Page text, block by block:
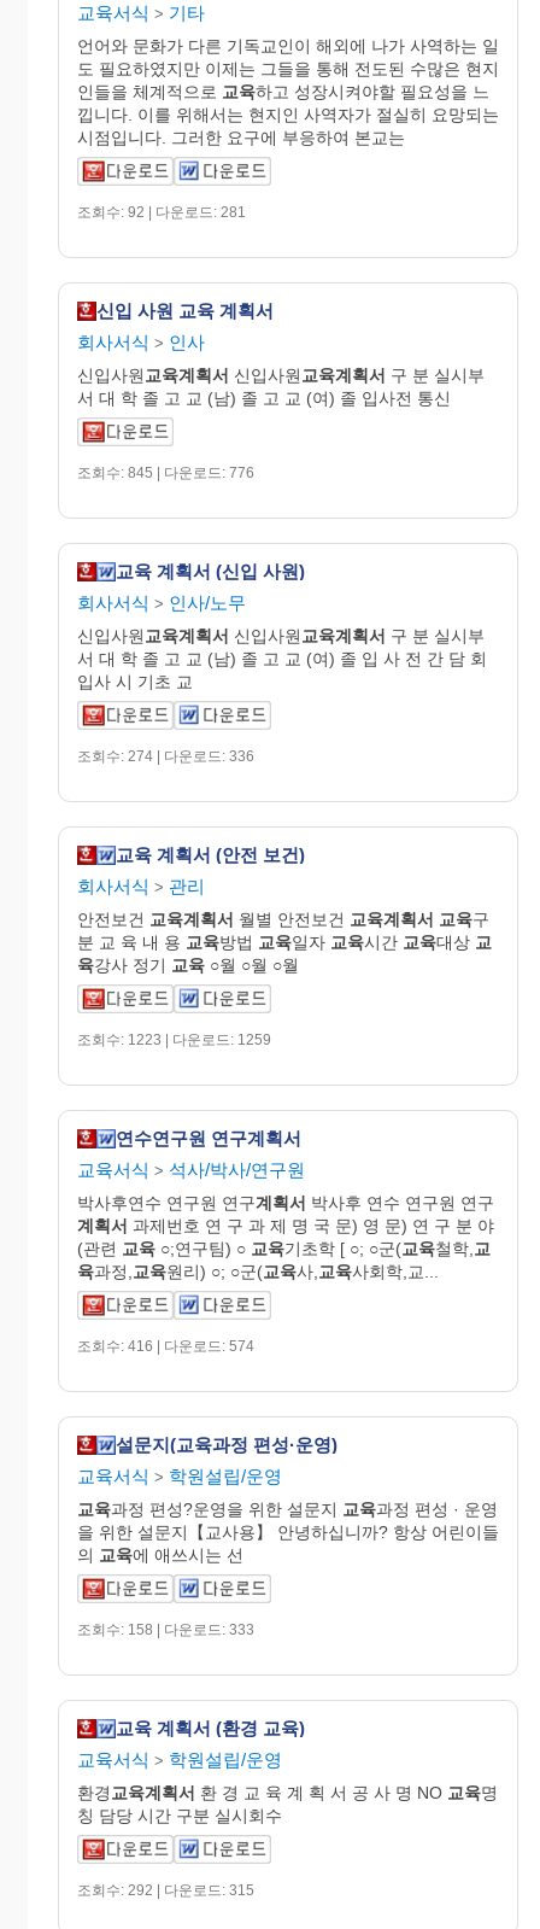
교육서식 > 기타
언어와 문화가 다른 기독교인이 해외에 나가 사역하는 일
도 필요하였지만 이제는 그들을 통해 전도된 수많은 현지
인들을 체계적으로 교육하고 성장시켜야할 필요성을 느
낍니다. 이를 위해서는 현지인 사역자가 절실히 요망되는
시점입니다. 그러한 요구에 부응하여 본교는
조회수: 92 | 다운로드: 281
신입 사원 교육 계획서
회사서식 > 인사
신입사원 교육계획서 신입사원 교육계획서 구 분 실시부
서 대 학 졸 고 교 (남) 졸 고 교 (여) 졸 입사전 통신
조회수: 845 | 다운로드: 776
교육 계획서 (신입 사원)
회사서식 > 인사/노무
신입사원 교육계획서 신입사원 교육계획서 구 분 실시부
서 대 학 졸 고 교 (남) 졸 고 교 (여) 졸 입 사 전 간 담 회
입사 시 기초 교
조회수: 274 | 다운로드: 336
교육 계획서 (안전 보건)
회사서식 > 관리
안전보건 교육계획서 월별 안전보건 교육계획서 교육구
분 교 육 내 용 교육방법 교육일자 교육시간 교육대상 교
육강사 정기 교육 ○월 ○월 ○월
조회수: 1223 | 다운로드: 1259
연수연구원 연구계획서
교육서식 > 석사/박사/연구원
박사후연수 연구원 연구계획서 박사후 연수 연구원 연구
계획서 과제번호 연 구 과 제 명 국 문) 영 문) 연 구 분 야
(관련 교육 ○;연구팀) ○ 교육기초학 [ ○; ○군(교육철학, 교
육과정, 교육원리) ○; ○군(교육사, 교육사회학,교...
조회수: 416 | 다운로드: 574
설문지(교육과정 편성·운영)
교육서식 > 학원설립/운영
교육과정 편성?운영을 위한 설문지 교육과정 편성 · 운영
을 위한 설문지【교사용】 안녕하십니까? 항상 어린이들
의 교육에 애쓰시는 선
조회수: 158 | 다운로드: 333
교육 계획서 (환경 교육)
교육서식 > 학원설립/운영
환경 교육계획서 환 경 교 육 계 획 서 공 사 명 NO 교육명
칭 담당 시간 구분 실시회수
조회수: 292 | 다운로드: 315